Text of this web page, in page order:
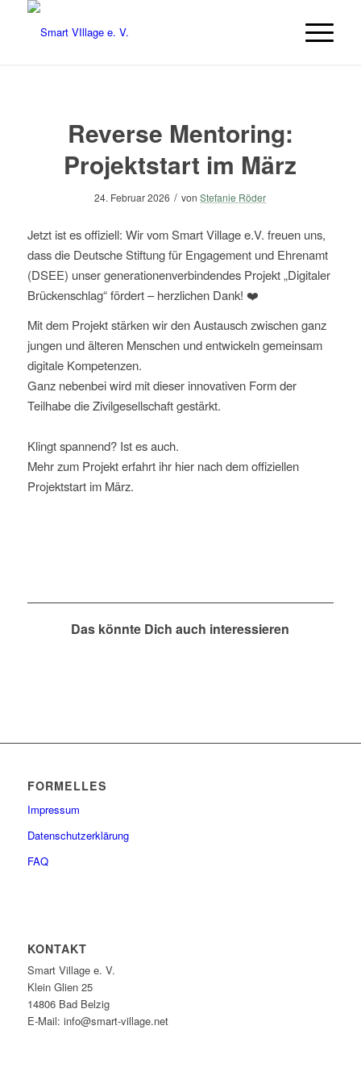
Reverse Mentoring:
Projektstart im März
24. Februar 2026 / vonStefanie Röder
Jetzt ist es offiziell: Wir vom Smart Village e.V. freuen uns,
dass die Deutsche Stiftung für Engagement und Ehrenamt
(DSEE) unser generationenverbindendes Projekt „Digitaler
Brückenschlag“ fördert – herzlichen Dank! ❤️
Mit dem Projekt stärken wir den Austausch zwischen ganz
jungen und älteren Menschen und entwickeln gemeinsam
digitale Kompetenzen.
Ganz nebenbei wird mit dieser innovativen Form der
Teilhabe die Zivilgesellschaft gestärkt.
Klingt spannend? Ist es auch.
Mehr zum Projekt erfahrt ihr hier nach dem offiziellen
Projektstart im März.
Das könnte Dich auch interessieren
FORMELLES
Impressum
Datenschutzerklärung
FAQ
KONTAKT
Smart Village e. V.
Klein Glien 25
14806 Bad Belzig
E-Mail: info@smart-village.net